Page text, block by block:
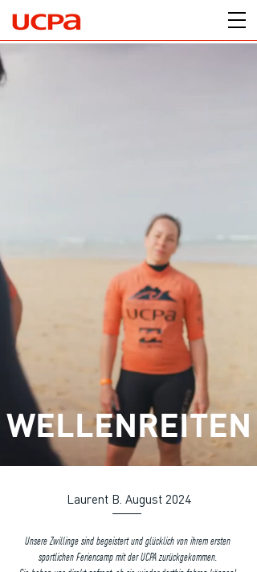
WELLENREITEN
Laurent B. August 2024
Unsere Zwillinge sind begeistert und glücklich von ihrem ersten
sportlichen Feriencamp mit der UCPA zurückgekommen.